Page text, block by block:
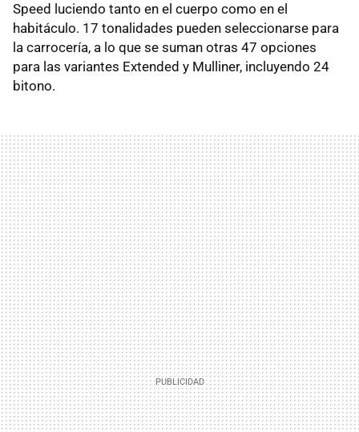
Speed luciendo tanto en el cuerpo como en el
habitáculo. 17 tonalidades pueden seleccionarse para
la carrocería, a lo que se suman otras 47 opciones
para las variantes Extended y Mulliner, incluyendo 24
bitono.